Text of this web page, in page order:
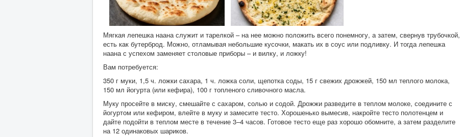
Мягкая лепешка наана служит и тарелкой – на нее можно положить всего понемногу, а затем, свернув трубочкой,
есть как бутерброд. Можно, отламывая небольшие кусочки, макать их в соус или подливку. И тогда лепешка
наана с успехом заменяет столовые приборы – и вилку, и ложку!
Вам потребуется:
350 г муки, 1,5 ч. ложки сахара, 1 ч. ложка соли, щепотка соды, 15 г свежих дрожжей, 150 мл теплого молока,
150 мл йогурта (или кефира), 100 г топленого сливочного масла.
Муку просейте в миску, смешайте с сахаром, солью и содой. Дрожжи разведите в теплом молоке, соедините с
йогуртом или кефиром, влейте в муку и замесите тесто. Хорошенько вымесив, накройте тесто полотенцем и
дайте подойти в теплом месте в течение 3–4 часов. Готовое тесто еще раз хорошо обомните, а затем разделите
на 12 одинаковых шариков.